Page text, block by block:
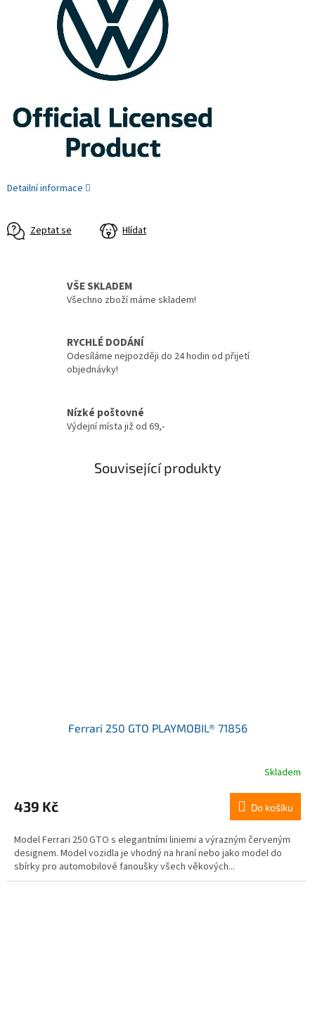
Detailní informace
Zeptat se Hlídat
VŠE SKLADEM
Všechno zboží máme skladem!
RYCHLÉ DODÁNÍ
Odesíláme nejpozději do 24 hodin od přijetí
objednávky!
Nízké poštovné
Výdejní místa již od 69,-
Související produkty
Ferrari 250 GTO PLAYMOBIL® 71856
Skladem
439 Kč Do košíku
Model Ferrari 250 GTO s elegantními liniemi a výrazným červeným
designem. Model vozidla je vhodný na hraní nebo jako model do
sbírky pro automobilové fanoušky všech věkových...